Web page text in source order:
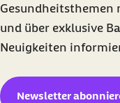
Gesundheitsthemen
und über exklusive
Neuigkeiten
Newsletter